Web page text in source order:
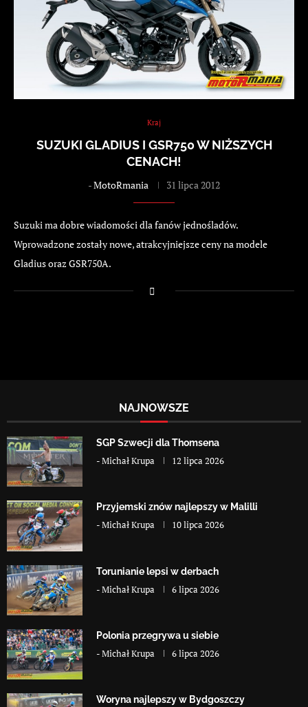
Kraj
SUZUKI GLADIUS I GSR750 W NIŻSZYCH
CENACH!
-MotoRmania 31 lipca 2012
Suzuki ma dobre wiadomości dla fanów jednośladów.
Wprowadzone zostały nowe, atrakcyjniejsze ceny na modele
Gladius oraz GSR750A.
NAJNOWSZE
SGP Szwecji dla Thomsena
-Michał Krupa 12 lipca 2026
Przyjemski znów najlepszy w Malilli
-Michał Krupa 10 lipca 2026
Torunianie lepsi w derbach
-Michał Krupa 6 lipca 2026
Polonia przegrywa u siebie
-Michał Krupa 6 lipca 2026
Woryna najlepszy w Bydgoszczy